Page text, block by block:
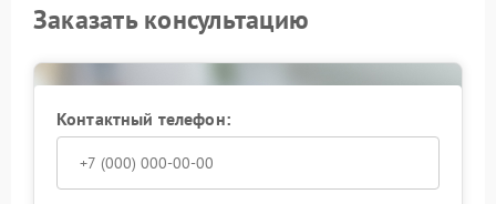
Заказать консультацию
Контактный телефон: